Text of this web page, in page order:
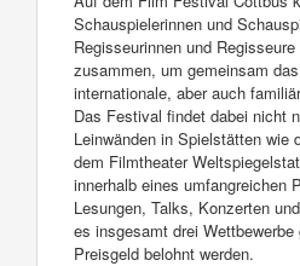
Schauspielerinnen und
Regisseurinnen und
zusammen, um gemeinsam
internationale, aber auch
Das Festival findet dabei nicht
Leinwänden in Spielstätten wie
dem Filmtheater
innerhalb eines umfangreichen
Lesungen, Talks, Konzerten
es insgesamt drei
Preisgeld belohnt werden.